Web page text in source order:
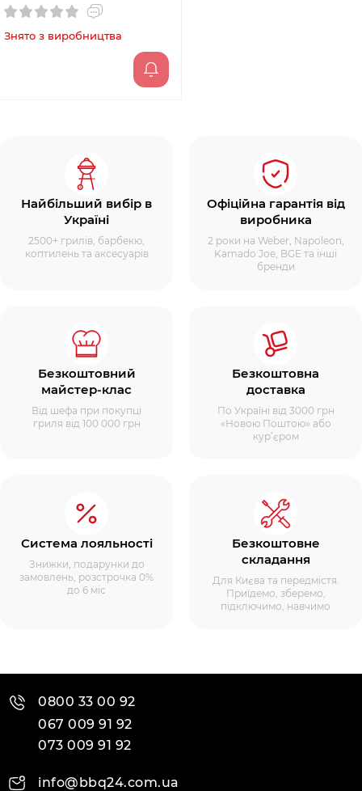
Знято з виробництва
Найбільший вибір в
Україні
2500+ грилів, барбекю,
коптилень та аксесуарів
Офіційна гарантія від
виробника
2 роки на Weber, Napoleon,
Kamado Joe, BGE та інші
бренди
Безкоштовний
майстер-клас
Від шефа при покупці
гриля від 100 000 грн
Безкоштовна
доставка
По Україні від 3000 грн
«Новою Поштою» або
кур’єром
Система лояльності
Знижки, подарунки до
замовлень, розстрочка 0%
до 6 міс
Безкоштовне
складання
Для Києва та передмістя.
Приїдемо, зберемо,
підключимо, навчимо
0800 33 00 92
067 009 91 92
073 009 91 92
info@bbq24.com.ua